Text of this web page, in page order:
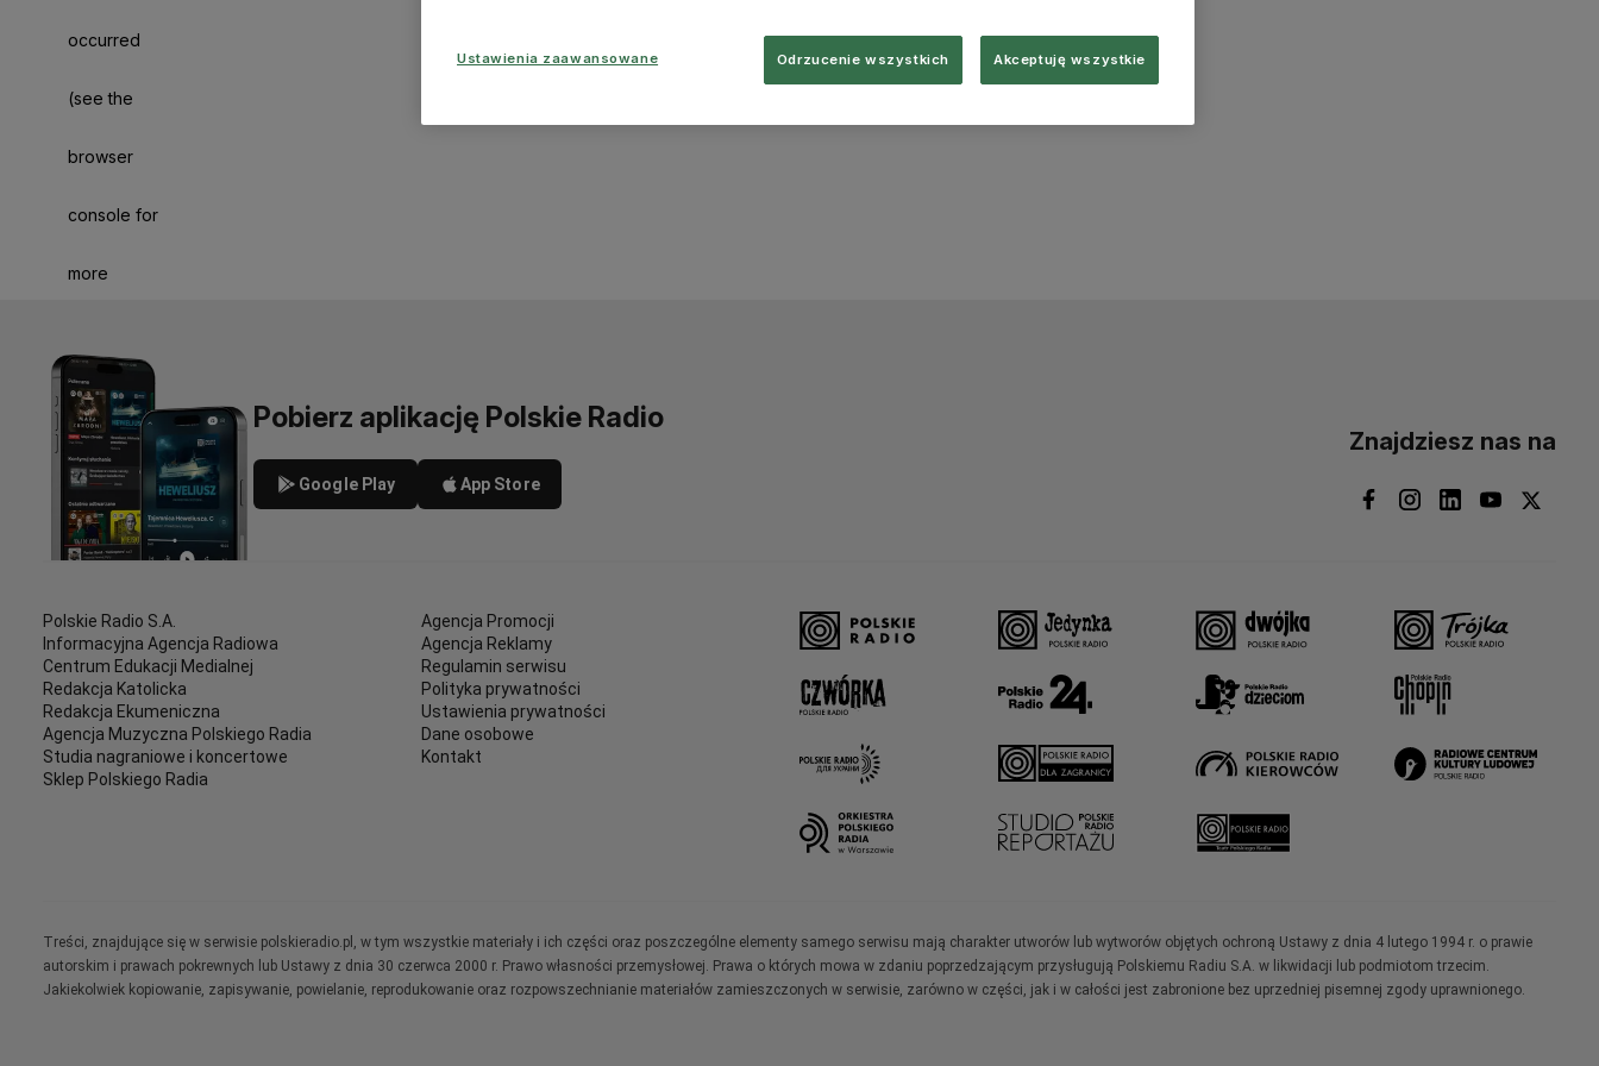
occurred
(see the
browser
console for
more
Pobierz aplikację Polskie Radio
Google Play App Store
Znajdziesz nas na
Polskie Radio S.A.
Informacyjna Agencja Radiowa
Centrum Edukacji Medialnej
Redakcja Katolicka
Redakcja Ekumeniczna
Agencja Muzyczna Polskiego Radia
Studia nagraniowe i koncertowe
Sklep Polskiego Radia
Agencja Promocji
Agencja Reklamy
Regulamin serwisu
Polityka prywatności
Ustawienia prywatności
Dane osobowe
Kontakt
Treści, znajdujące się w serwisie polskieradio.pl, w tym wszystkie materiały i ich części oraz poszczególne elementy samego serwisu mają charakter utworów lub wytworów objętych ochroną Ustawy z dnia 4 lutego 1994 r. o prawie
autorskim i prawach pokrewnych lub Ustawy z dnia 30 czerwca 2000 r. Prawo własności przemysłowej. Prawa o których mowa w zdaniu poprzedzającym przysługują Polskiemu Radiu S.A. w likwidacji lub podmiotom trzecim.
Jakiekolwiek kopiowanie, zapisywanie, powielanie, reprodukowanie oraz rozpowszechnianie materiałów zamieszczonych w serwisie, zarówno w części, jak i w całości jest zabronione bez uprzedniej pisemnej zgody uprawnionego.
Ustawienia zaawansowane Odrzucenie wszystkich Akceptuję wszystkie